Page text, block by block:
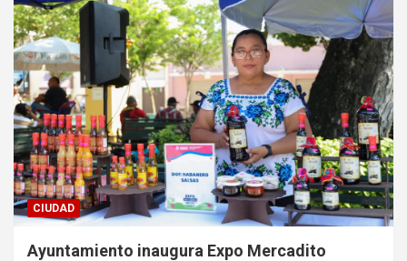
CIUDAD
Ayuntamiento inaugura Expo Mercadito